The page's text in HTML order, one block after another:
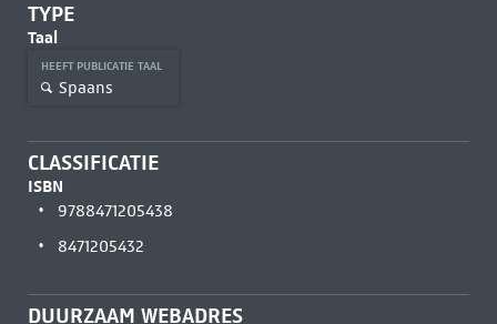
TYPE
Taal
HEEFT PUBLICATIE TAAL
Spaans
CLASSIFICATIE
ISBN
9788471205438
8471205432
DUURZAAM WEBADRES